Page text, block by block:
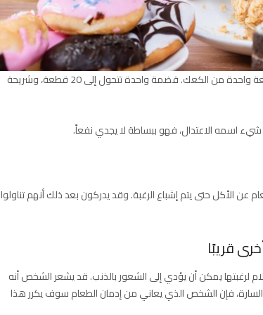
أو قطعة واحدة من الكعك. قضمة واحدة تتحول إلى 20 قطعة، وشريحة
اسمه الاعتدال، فهو ببساطة لا يجدي نفعاً.
الأكل حتى يتم إشباع الرغبة. وقد يدركون بعد ذلك أنهم تناولوا
لرغبتها يمكن أن يؤدي إلى الشعور بالذنب. قد يشعر الشخص أنه
فإن الشخص الذي يعاني من إدمان الطعام سوف يكرر هذا